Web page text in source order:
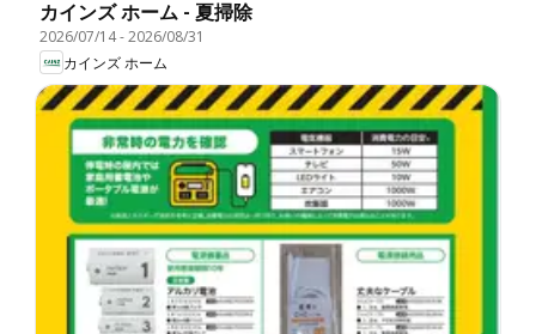
カインズ ホーム - 夏掃除
2026/07/14-2026/08/31
カインズ ホーム